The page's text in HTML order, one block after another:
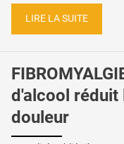
LIRE LA SUITE
d'alcool réduit
douleur